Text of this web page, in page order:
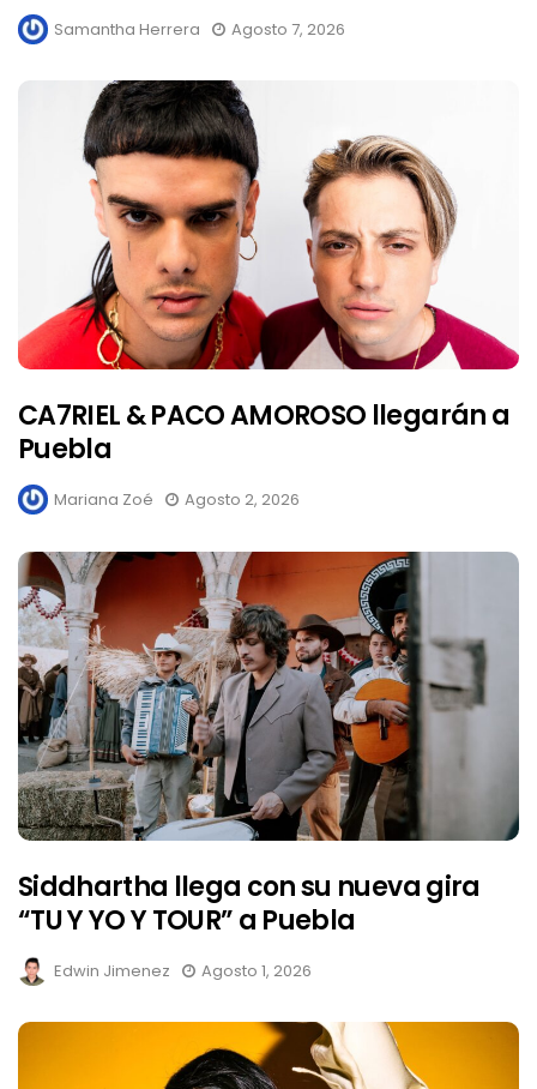
Samantha Herrera Agosto 7, 2026
CA7RIEL & PACO AMOROSO llegarán a
Puebla
Mariana Zoé Agosto 2, 2026
Siddhartha llega con su nueva gira
“TU Y YO Y TOUR” a Puebla
Edwin Jimenez Agosto 1, 2026